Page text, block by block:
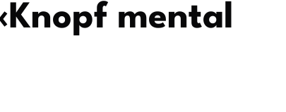
mental